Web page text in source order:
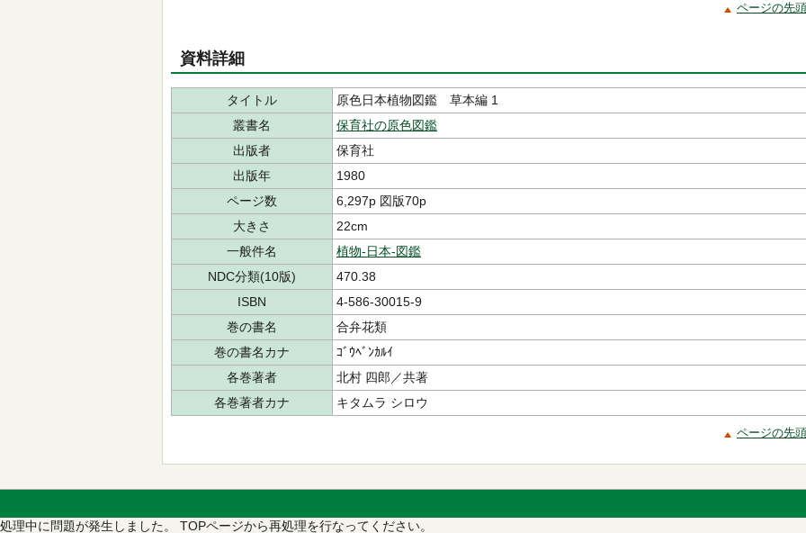
ページの先
資料詳細
タイトル
原色日本植物図鑑 草本編 1
叢書名
保育社の原色図鑑
出版者
保育社
出版年
1980
ページ数
6,297p 図版70p
大きさ
22cm
一般件名
植物-日本-図鑑
NDC分類(10版)
470.38
ISBN
4-586-30015-9
巻の書名
合弁花類
巻の書名カナ
ｺﾞｳﾍﾞﾝｶﾙｲ
各巻著者
北村 四郎／共著
各巻著者カナ
キタムラ シロウ
ページの先
処理中に問題が発生しました。 TOPページから再処理を行なってください。